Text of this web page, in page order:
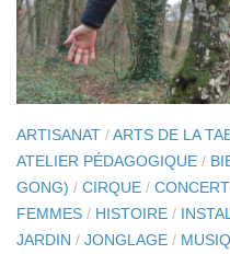
ARTISANAT /ARTS DE LA
ATELIER PÉDAGOGIQUE /
GONG) / CIRQUE / CONCERT
FEMMES / HISTOIRE /
JARDIN / JONGLAGE /